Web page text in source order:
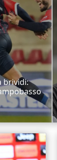
brividi: